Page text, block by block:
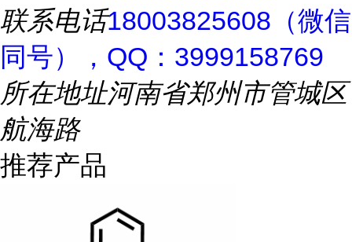
联系电话18003825608（微信
同号），QQ：3999158769
所在地址河南省郑州市管城区
航海路
推荐产品